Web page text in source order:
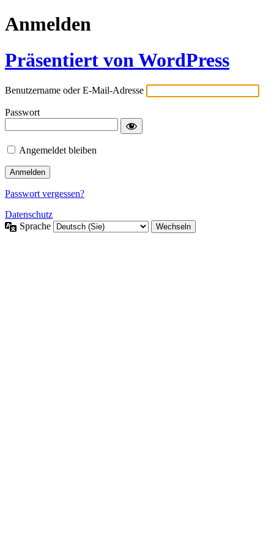
Anmelden
Präsentiert von WordPress
Benutzername oder E-Mail-Adresse
Passwort
Angemeldet bleiben
Passwort vergessen?
Datenschutz
Sprache